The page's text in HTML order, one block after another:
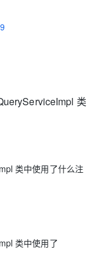
类
类中使用了什么注
类中使用了